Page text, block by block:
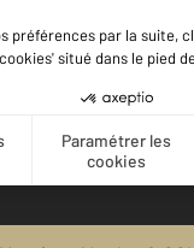
Achat
10